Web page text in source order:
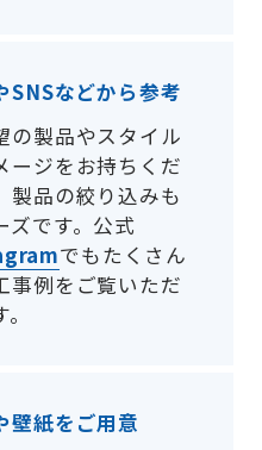
SNSなどから参考
の製品やスタイル
ージをお持ちくだ
製品の絞り込みも
ズです。公式
でもたくさん
事例をご覧いただ
壁紙をご用意